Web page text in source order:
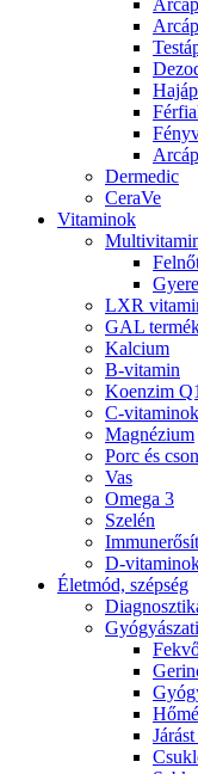
Dermedic
CeraVe
Vitaminok
LXR
GAL
Kalcium
B-vitamin
Koenzim
C-vitaminok
Magnézium
Porc és
Vas
Omega 3
Szelén
D-
Életmód, szépség